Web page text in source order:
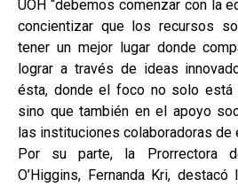
UOH “debemos comenzar con la
concientizar que los recursos
tener un mejor lugar donde
lograr a través de ideas
ésta, donde el foco no solo está
sino que también en el apoyo
las instituciones colaboradoras de
Por su parte, la Prorrectora
O’Higgins, Fernanda Kri,